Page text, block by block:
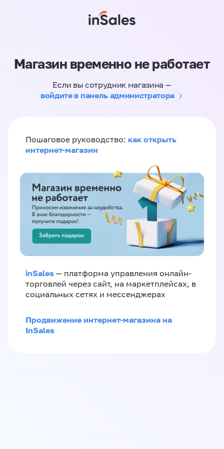
Магазин временно не работает
Если вы сотрудник магазина —
войдите в панель администратора
Пошаговое руководство: как открыть
интернет-магазин
inSales — платформа управления онлайн-
торговлей через сайт, на маркетплейсах, в
социальных сетях и мессенджерах
Продвижение интернет-магазина на
InSales